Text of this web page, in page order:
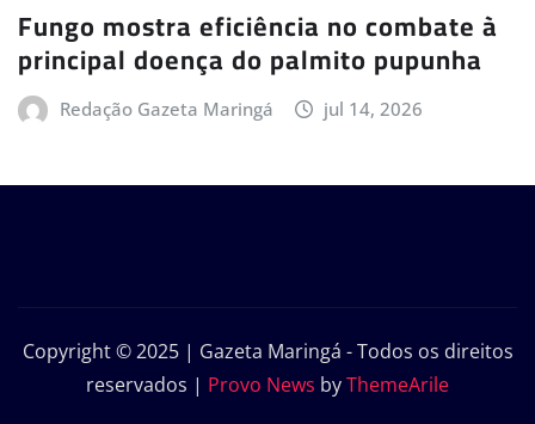
Fungo mostra eficiência no combate à
principal doença do palmito pupunha
Redação Gazeta Maringá jul 14, 2026
Copyright © 2025 | Gazeta Maringá - Todos os direitos
reservados | Provo News byThemeArile